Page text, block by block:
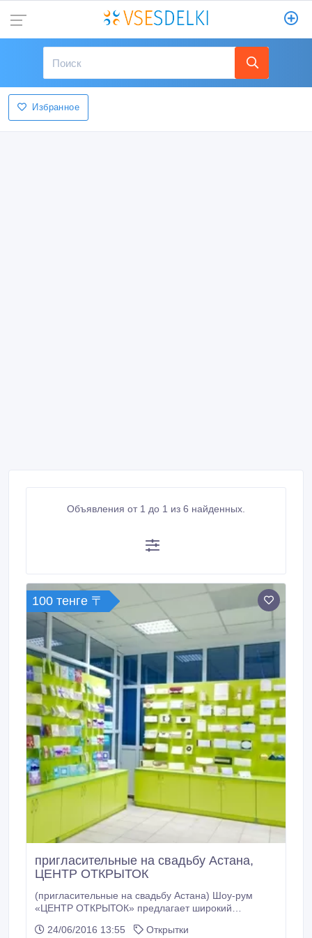
Избранное
Объявления от 1 до 1 из 6 найденных.
100 тенге 〒
пригласительные на свадьбу Астана,
ЦЕНТР ОТКРЫТОК
(пригласительные на свадьбу Астана) Шоу-рум
«ЦЕНТР ОТКРЫТОК» предлагает широкий
любое Ваше требование! В наличии более 300
24/06/2016 13:55
Открытки